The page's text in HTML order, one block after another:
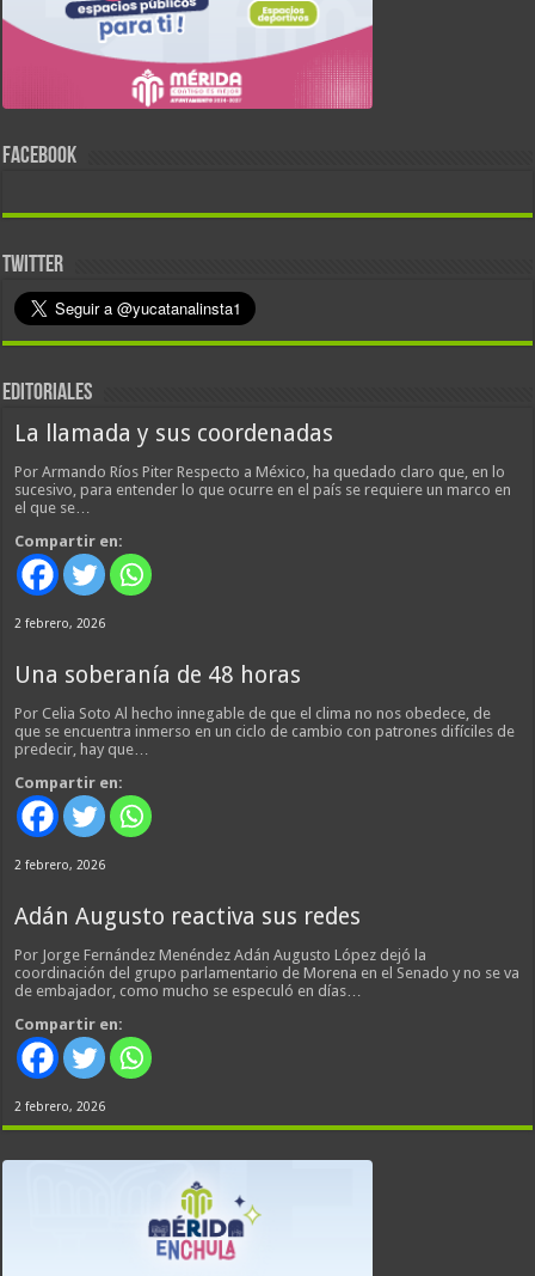
FACEBOOK
TWITTER
EDITORIALES
La llamada y sus coordenadas
Por Armando Ríos Piter Respecto a México, ha quedado claro que, en lo
sucesivo, para entender lo que ocurre en el país se requiere un marco en
el que se…
Compartir en:
2 febrero, 2026
Una soberanía de 48 horas
Por Celia Soto Al hecho innegable de que el clima no nos obedece, de
que se encuentra inmerso en un ciclo de cambio con patrones difíciles de
predecir, hay que…
Compartir en:
2 febrero, 2026
Adán Augusto reactiva sus redes
Por Jorge Fernández Menéndez Adán Augusto López dejó la
coordinación del grupo parlamentario de Morena en el Senado y no se va
de embajador, como mucho se especuló en días…
Compartir en:
2 febrero, 2026